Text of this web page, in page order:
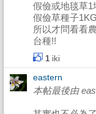
假儉或地毯草1
假儉草種子
所以才問看看
台種!!
1 iki
eastern
本帖最後由